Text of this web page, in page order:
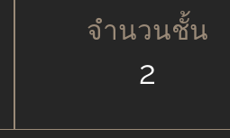
จำนวนชั้น
2